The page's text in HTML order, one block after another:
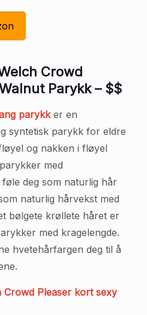
Crowd
Parykk – $$
parykker en
syntetisk parykk for eldre
og nakken i fløyel
med
deg som naturlig hår
naturlig hårvekst med
bølgete krøllete håret er
med kragelengde.
hvetehårfargen deg til å
Pleaser kort sexy